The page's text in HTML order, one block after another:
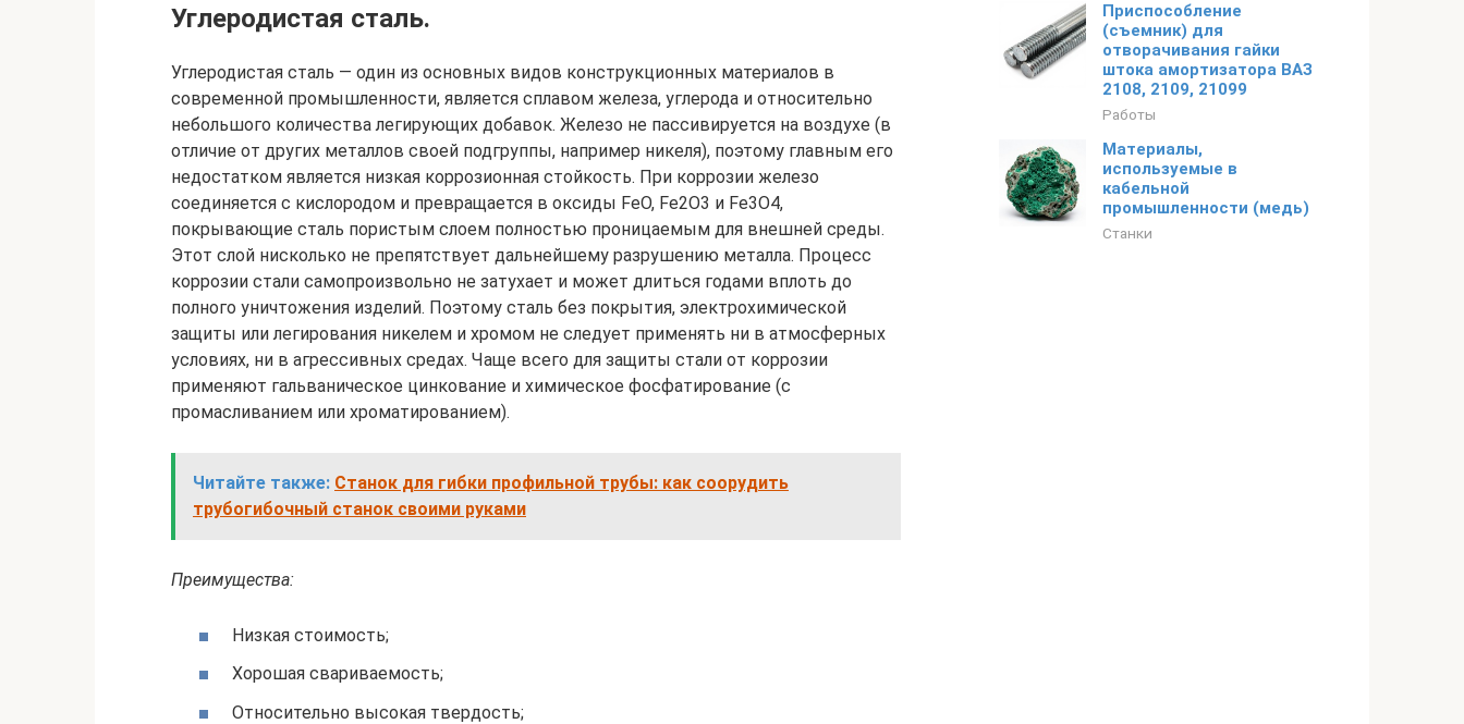
Углеродистая сталь.
Углеродистая сталь — один из основных видов конструкционных материалов в
современной промышленности, является сплавом железа, углерода и относительно
небольшого количества легирующих добавок. Железо не пассивируется на воздухе (в
отличие от других металлов своей подгруппы, например никеля), поэтому главным его
недостатком является низкая коррозионная стойкость. При коррозии железо
соединяется с кислородом и превращается в оксиды FeO, Fe2O3 и Fe3O4,
покрывающие сталь пористым слоем полностью проницаемым для внешней среды.
Этот слой нисколько не препятствует дальнейшему разрушению металла. Процесс
коррозии стали самопроизвольно не затухает и может длиться годами вплоть до
полного уничтожения изделий. Поэтому сталь без покрытия, электрохимической
защиты или легирования никелем и хромом не следует применять ни в атмосферных
условиях, ни в агрессивных средах. Чаще всего для защиты стали от коррозии
применяют гальваническое цинкование и химическое фосфатирование (с
промасливанием или хроматированием).
Читайте также: Станок для гибки профильной трубы: как соорудить
трубогибочный станок своими руками
Преимущества:
Низкая стоимость;
Хорошая свариваемость;
Относительно высокая твердость;
Приспособление
(съемник) для
отворачивания гайки
штока амортизатора ВАЗ
2108, 2109, 21099
Работы
Материалы,
используемые в
кабельной
промышленности (медь)
Станки